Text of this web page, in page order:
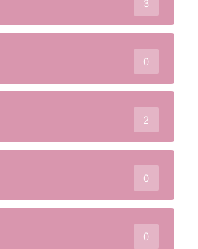
3
0
2
0
0